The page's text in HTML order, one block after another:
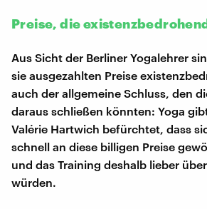
Preise, die
Aus Sicht der Berliner Yogalehrer
sie ausgezahlten Preise
auch der allgemeine Schluss, den
daraus schließen könnten: Yoga
Valérie Hartwich befürchtet, dass
schnell an diese billigen Preise
und das Training deshalb lieber
würden.